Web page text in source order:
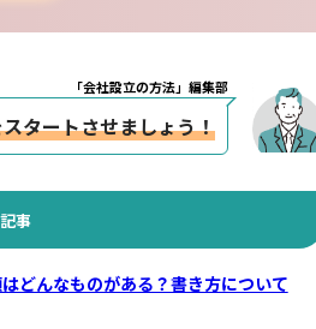
「会社設立の方法」編集部
タートさせましょう！
事
どんなものがある？書き方について